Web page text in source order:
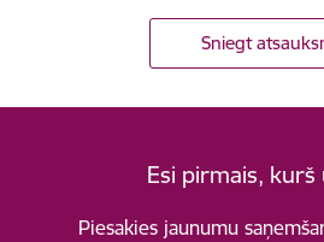
Sniegt
Esi pirmais, kurš
Piesakies jaunumu